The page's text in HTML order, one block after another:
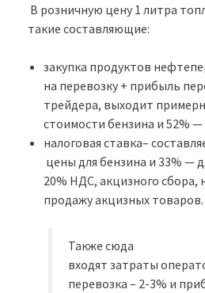
В розничную цену 1 литра
такие составляющие:
закупка продуктов
на перевозку + прибыль
трейдера, выходит
стоимости бензина и 52%
налоговая ставка–
цены для бензина и 33% —
20% НДС, акцизного сбора,
продажу акцизных товаров.
Также сюда
входят затраты
перевозка – 2-3% и